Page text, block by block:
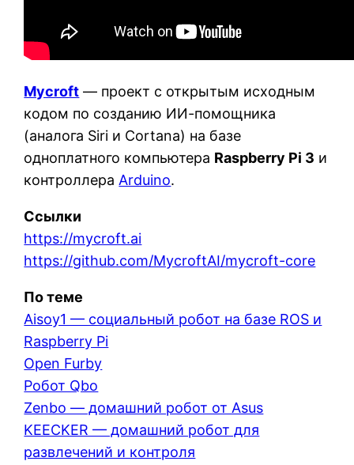
Mycroft — проект с открытым исходным
кодом по созданию ИИ-помощника
(аналога Siri и Cortana) на базе
одноплатного компьютера Raspberry Pi 3 и
контроллераArduino.
Ссылки
https://mycroft.ai
https://github.com/MycroftAI/mycroft-core
По теме
Aisoy1 — социальный робот на базе ROS и
Raspberry Pi
Open Furby
Робот Qbo
Zenbo — домашний робот от Asus
KEECKER — домашний робот для
развлечений и контроля